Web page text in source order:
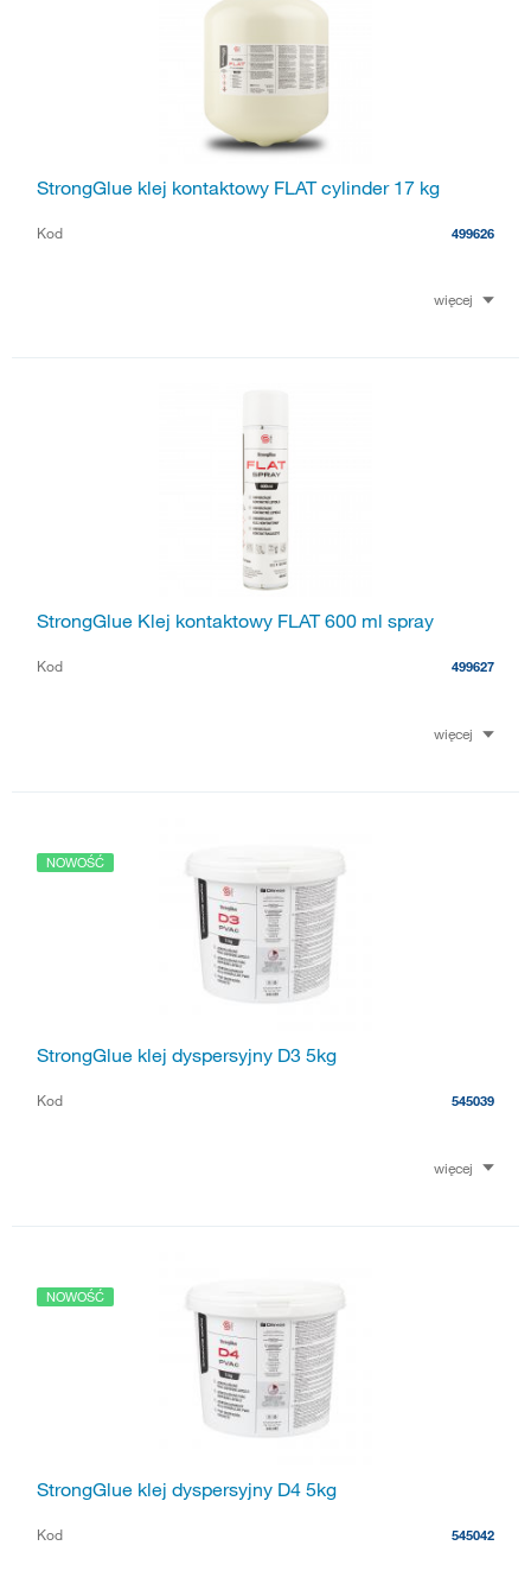
StrongGlue klej kontaktowy FLAT cylinder 17 kg
Kod 499626
więcej
StrongGlue Klej kontaktowy FLAT 600 ml spray
Kod 499627
więcej
NOWOŚĆ
StrongGlue klej dyspersyjny D3 5kg
Kod 545039
więcej
NOWOŚĆ
StrongGlue klej dyspersyjny D4 5kg
Kod 545042